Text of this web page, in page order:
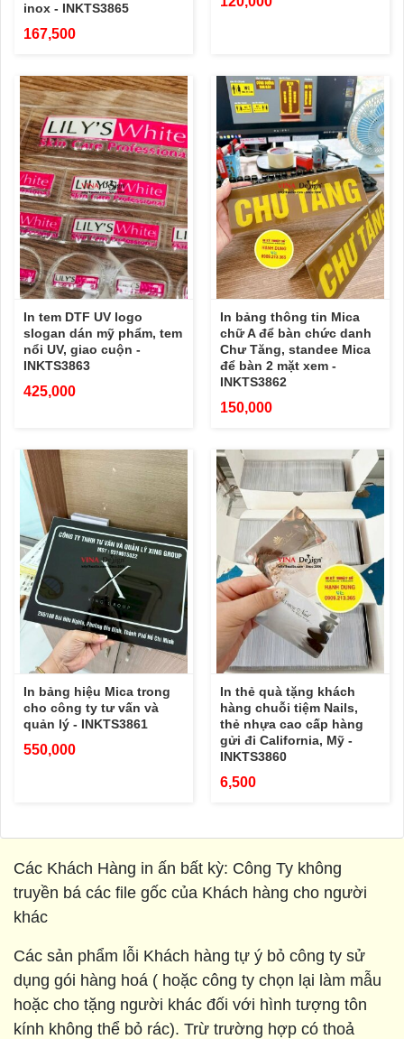
inox - INKTS3865
167,500
In tem DTF UV logo
slogan dán mỹ phẩm, tem
nổi UV, giao cuộn -
INKTS3863
425,000
In bảng thông tin Mica
chữ A để bàn chức danh
Chư Tăng, standee Mica
để bàn 2 mặt xem -
INKTS3862
150,000
In bảng hiệu Mica trong
cho công ty tư vấn và
quản lý - INKTS3861
550,000
In thẻ quà tặng khách
hàng chuỗi tiệm Nails,
thẻ nhựa cao cấp hàng
gửi đi California, Mỹ -
INKTS3860
6,500
Các Khách Hàng in ấn bất kỳ: Công Ty không
truyền bá các file gốc của Khách hàng cho người
khác
Các sản phẩm lỗi Khách hàng tự ý bỏ công ty sử
dụng gói hàng hoá ( hoặc công ty chọn lại làm mẫu
hoặc cho tặng người khác đối với hình tượng tôn
kính không thể bỏ rác). Trừ trường hợp có thoả